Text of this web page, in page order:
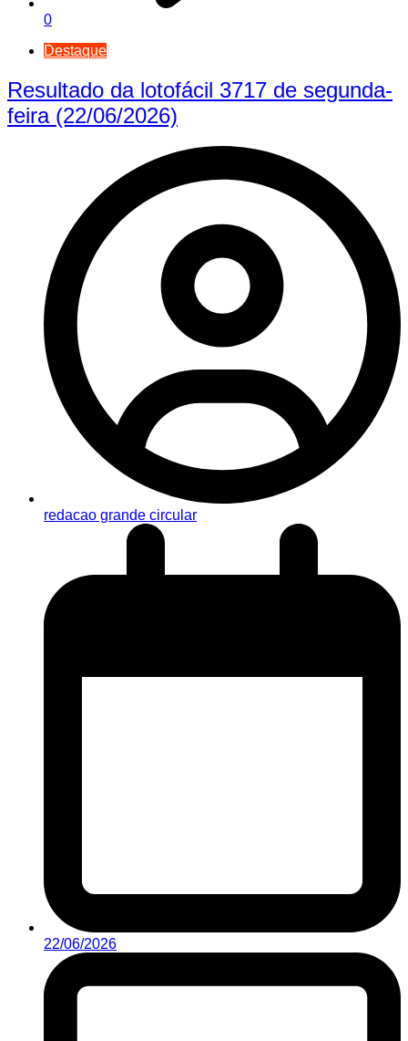
0
Destaque
Resultado da lotofácil 3717 de segunda-
feira (22/06/2026)
redacao grande circular
22/06/2026